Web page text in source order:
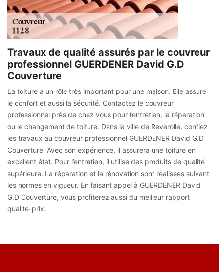
Travaux de qualité assurés par le couvreur
professionnel GUERDENER David G.D
Couverture
La toiture a un rôle très important pour une maison. Elle assure
le confort et aussi la sécurité. Contactez le couvreur
professionnel près de chez vous pour l’entretien, la réparation
ou le changement de toiture. Dans la ville de Reverolle, confiez
les travaux au couvreur professionnel GUERDENER David G.D
Couverture. Avec son expérience, il assurera une toiture en
excellent état. Pour l’entretien, il utilise des produits de qualité
supérieure. La réparation et la rénovation sont réalisées suivant
les normes en vigueur. En faisant appel à GUERDENER David
G.D Couverture, vous profiterez aussi du meilleur rapport
qualité-prix.